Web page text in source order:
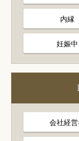
内縁
妊娠中
会社経